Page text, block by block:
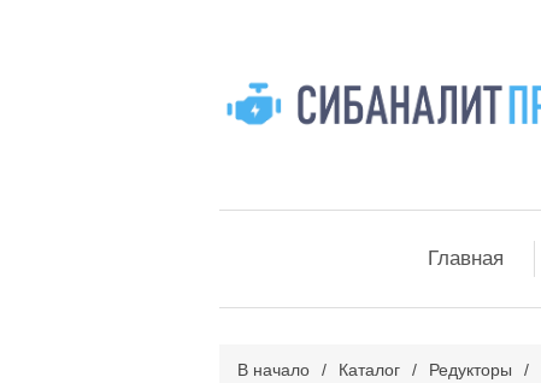
Главная
В начало / Каталог / Редукторы /